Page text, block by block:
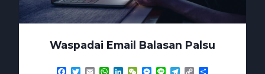
Waspadai Email Balasan Palsu